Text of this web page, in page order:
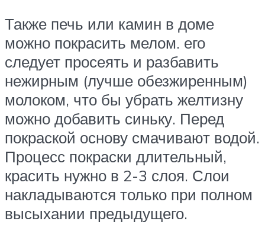
Также печь или камин в доме
можно покрасить мелом. его
следует просеять и разбавить
нежирным (лучше обезжиренным)
молоком, что бы убрать желтизну
можно добавить синьку. Перед
покраской основу смачивают водой.
Процесс покраски длительный,
красить нужно в 2-3 слоя. Слои
накладываются только при полном
высыхании предыдущего.